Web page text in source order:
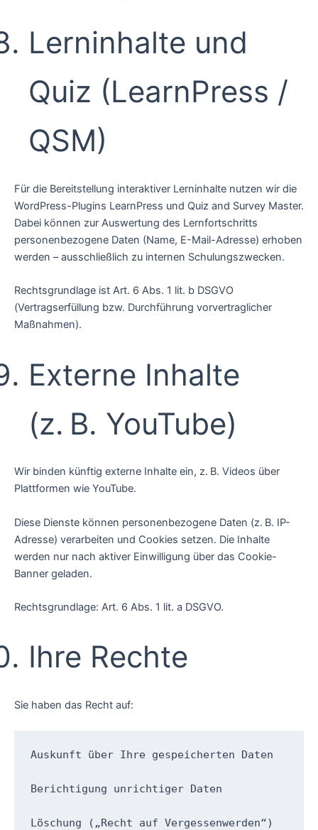
Lerninhalte und
Quiz (LearnPress /
QSM)
Für die Bereitstellung interaktiver Lerninhalte nutzen wir die
WordPress-Plugins LearnPress und Quiz and Survey Master.
Dabei können zur Auswertung des Lernfortschritts
personenbezogene Daten (Name, E-Mail-Adresse) erhoben
werden – ausschließlich zu internen Schulungszwecken.
Rechtsgrundlage ist Art. 6 Abs. 1 lit. b DSGVO
(Vertragserfüllung bzw. Durchführung vorvertraglicher
Maßnahmen).
Externe Inhalte
(z. B. YouTube)
Wir binden künftig externe Inhalte ein, z. B. Videos über
Plattformen wie YouTube.
Diese Dienste können personenbezogene Daten (z. B. IP-
Adresse) verarbeiten und Cookies setzen. Die Inhalte
werden nur nach aktiver Einwilligung über das Cookie-
Banner geladen.
Rechtsgrundlage: Art. 6 Abs. 1 lit. a DSGVO.
Ihre Rechte
Sie haben das Recht auf:
Auskunft über Ihre gespeicherten Daten
Berichtigung unrichtiger Daten
Löschung („Recht auf Vergessenwerden“)